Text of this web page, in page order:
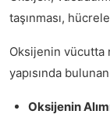
taşınması,
Oksijenin vücutta
yapısında
Oksijenin